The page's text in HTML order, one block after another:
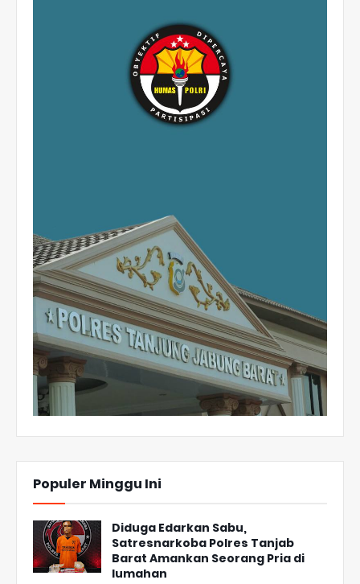
Populer Minggu Ini
Diduga Edarkan Sabu,
Satresnarkoba Polres Tanjab
Barat Amankan Seorang Pria di
lumahan